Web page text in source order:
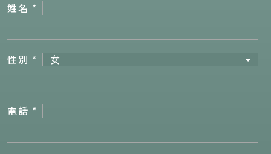
姓名 *
性別 *
電話 *